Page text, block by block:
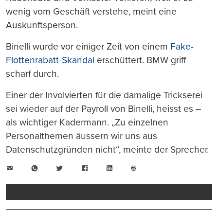
wenig vom Geschäft verstehe, meint eine
Auskunftsperson.
Binelli wurde vor einiger Zeit von einem Fake-
Flottenrabatt-Skandal erschüttert. BMW griff
scharf durch.
Einer der Involvierten für die damalige Trickserei
sei wieder auf der Payroll von Binelli, heisst es –
als wichtiger Kadermann. „Zu einzelnen
Personalthemen äussern wir uns aus
Datenschutzgründen nicht“, meinte der Sprecher.
WhatsAppTwitter FacebookLinkedIn
drucken